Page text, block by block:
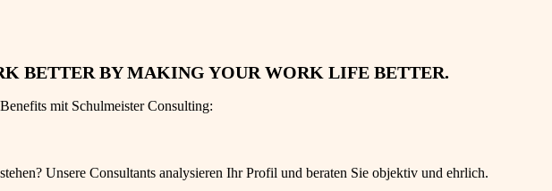
BETTER BY MAKING YOUR WORK LIFE BETTER.
mit Schulmeister Consulting:
Unsere Consultants analysieren Ihr Profil und beraten Sie objektiv und ehrlich.